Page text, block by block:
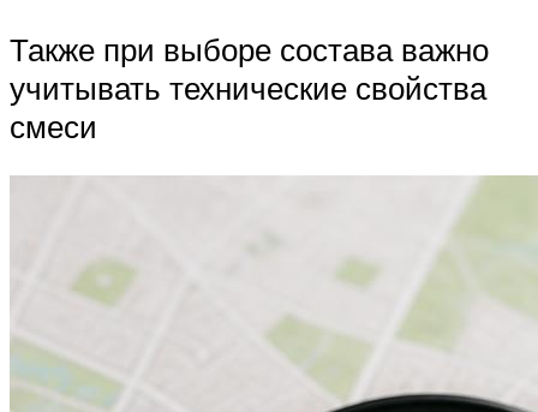
Также при выборе состава важно
учитывать технические свойства
смеси